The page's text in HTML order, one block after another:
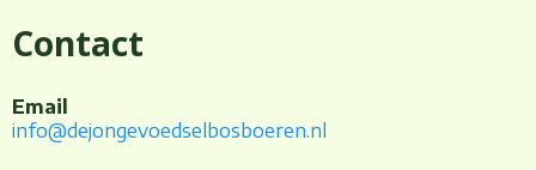
Contact
Email
info@dejongevoedselbosboeren.nl